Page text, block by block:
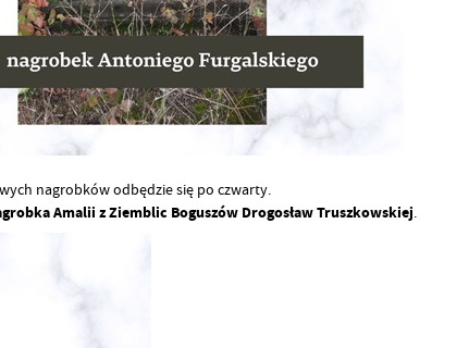
nagrobków odbędzie się po czwarty.
Amalii z Ziemblic Boguszów Drogosław Truszkowskiej.